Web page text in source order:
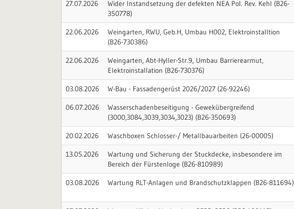
27.07.2026
Wider Instandsetzung der defekten NEA Pol. Rev. Kehl (B26-
350778)
22.06.2026
Weingarten, RWU, Geb.H, Umbau H002, Elektroinstalltion
(B26-730386)
22.06.2026
Weingarten, Abt-Hyller-Str.9, Umbau Barrierearmut,
Elektroinstallation (B26-730376)
03.08.2026 W-Bau - Fassadengerüst 2026/2027 (26-92246)
06.07.2026
Wasserschadenbeseitigung - Gewekübergreifend
(3000,3084,3039,3034,3023) (B26-350693)
20.02.2026 Waschboxen Schlosser-/ Metallbauarbeiten (26-00005)
13.05.2026
Wartung und Sicherung der Stuckdecke, insbesondere im
Bereich der Fürstenloge (B26-810989)
03.08.2026 Wartung RLT-Anlagen und Brandschutzklappen (B26-811694)